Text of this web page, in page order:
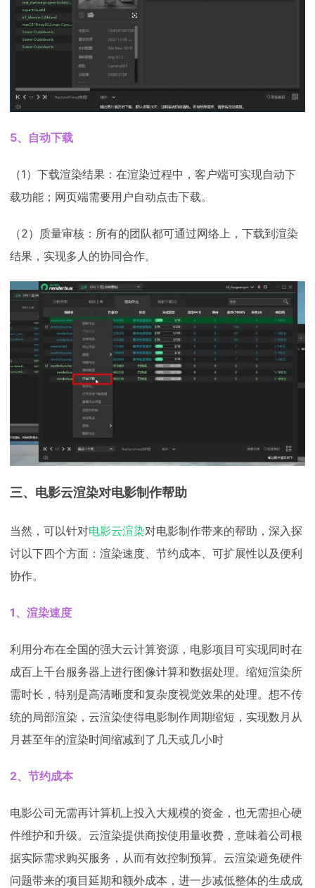
5、自动下载
（1）下载渲染结果：在渲染过程中，客户端可实现自动下
载功能；网页端需要用户自动点击下载。
（2）质量审核：所有的团队都可通过网络上，下载到渲染
结果，实现多人的协同合作。
三、电影云渲染对电影制作帮助
当然，可以针对电影云渲染对电影制作带来的帮助，深入探
讨以下四个方面：渲染速度、节约成本、可扩展性以及便利
协作。
1、渲染速度
利用分布在全国的强大云计算资源，电影项目可实现同时在
成百上千台服务器上进行图像计算和数据处理。缩短渲染所
需时长，特别是高清晰度和复杂度视觉效果的处理。想不传
统的局部渲染，云渲染使得电影制作周期缩短，实现数月从
月甚至年的渲染时间缩减到了几天或几小时
2、节约成本
电影公司无需再计算机上投入大规模的资金，也无需担心硬
件维护和升级。云渲染提供商按使用量收费，意味着公司根
据实际需求购买服务，从而有效控制预算。云渲染避免硬件
问题带来的项目延期和额外成本，进一步减低整体的生成成